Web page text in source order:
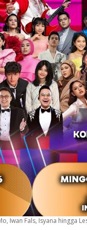
Iwan Fals, Isyana hingga